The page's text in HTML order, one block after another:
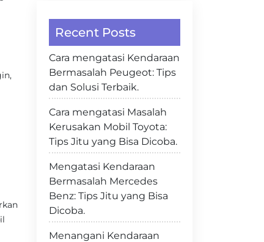
Recent Posts
Cara mengatasi Kendaraan
Bermasalah Peugeot: Tips
dan Solusi Terbaik.
Cara mengatasi Masalah
Kerusakan Mobil Toyota:
Tips Jitu yang Bisa Dicoba.
Mengatasi Kendaraan
Bermasalah Mercedes
Benz: Tips Jitu yang Bisa
Dicoba.
Menangani Kendaraan